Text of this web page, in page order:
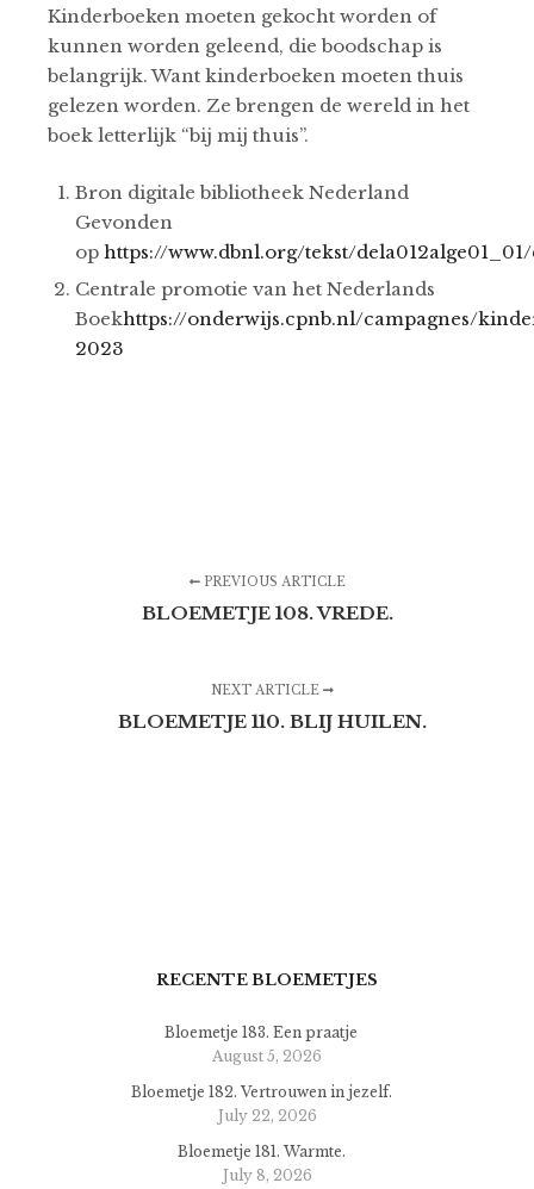
Kinderboeken moeten gekocht worden of
kunnen worden geleend, die boodschap is
belangrijk. Want kinderboeken moeten thuis
gelezen worden. Ze brengen de wereld in het
boek letterlijk “bij mij thuis”.
Bron digitale bibliotheek Nederland
Gevonden
op https://www.dbnl.org/tekst/
Centrale promotie van het Nederlands
Boekhttps://onderwijs.cpnb.nl/campagnes/
2023
PREVIOUS ARTICLE
BLOEMETJE 108. VREDE.
NEXT ARTICLE
BLOEMETJE 110. BLIJ HUILEN.
RECENTE BLOEMETJES
Bloemetje 183. Een praatje
August 5, 2026
Bloemetje 182. Vertrouwen in jezelf.
July 22, 2026
Bloemetje 181. Warmte.
July 8, 2026